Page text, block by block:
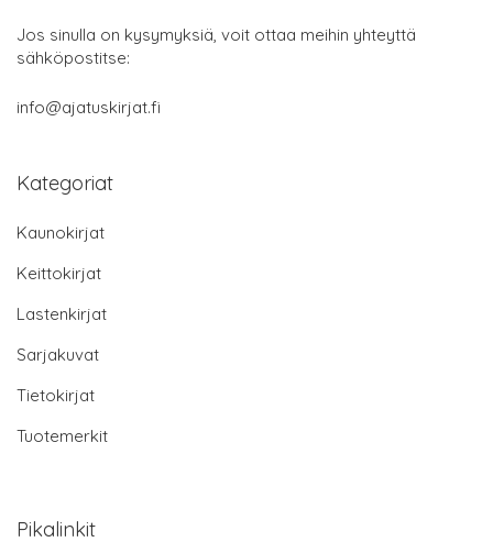
Jos sinulla on kysymyksiä, voit ottaa meihin yhteyttä
sähköpostitse:
info@ajatuskirjat.fi
Kategoriat
Kaunokirjat
Keittokirjat
Lastenkirjat
Sarjakuvat
Tietokirjat
Tuotemerkit
Pikalinkit